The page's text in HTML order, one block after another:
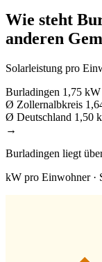
Wie steht
anderen
Solarleistung pro
Burladingen 1,75 kW
Ø Zollernalbkreis
Ø Deutschland 1,50
→
Burladingen liegt
kW pro Einwohner ·